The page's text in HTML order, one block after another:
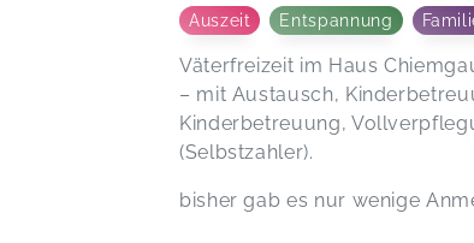
Auszeit Entspannung
Väterfreizeit im Haus
– mit Austausch,
Kinderbetreuung,
(Selbstzahler).
bisher gab es nur wenige